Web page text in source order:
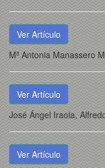
Ver Artículo
Mª Antonia Manassero
Ver Artículo
José Ángel Iraola,
Ver Artículo